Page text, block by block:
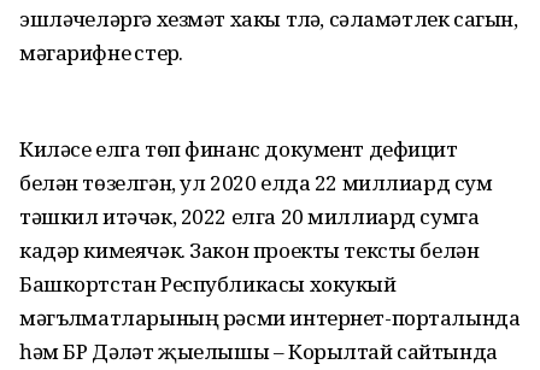
эшләүчеләргә хезмәт хакы түләү, сәламәтлек сагын,
мәгарифне үстерү.
Киләсе елга төп финанс документ дефицит
белән төзелгән, ул 2020 елда 22 миллиард сум
тәшкил итәчәк, 2022 елга 20 миллиард сумга
кадәр кимеячәк. Закон проекты тексты белән
Башкортстан Республикасы хокукый
мәгълүматларының рәсми интернет-порталында
һәм БР Дәүләт җыелышы – Корылтай сайтында